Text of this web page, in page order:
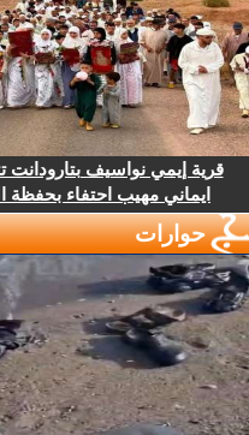
قرية إيمي نواسيف
ايماني مهيب احتفاء بحفظة
حوارات